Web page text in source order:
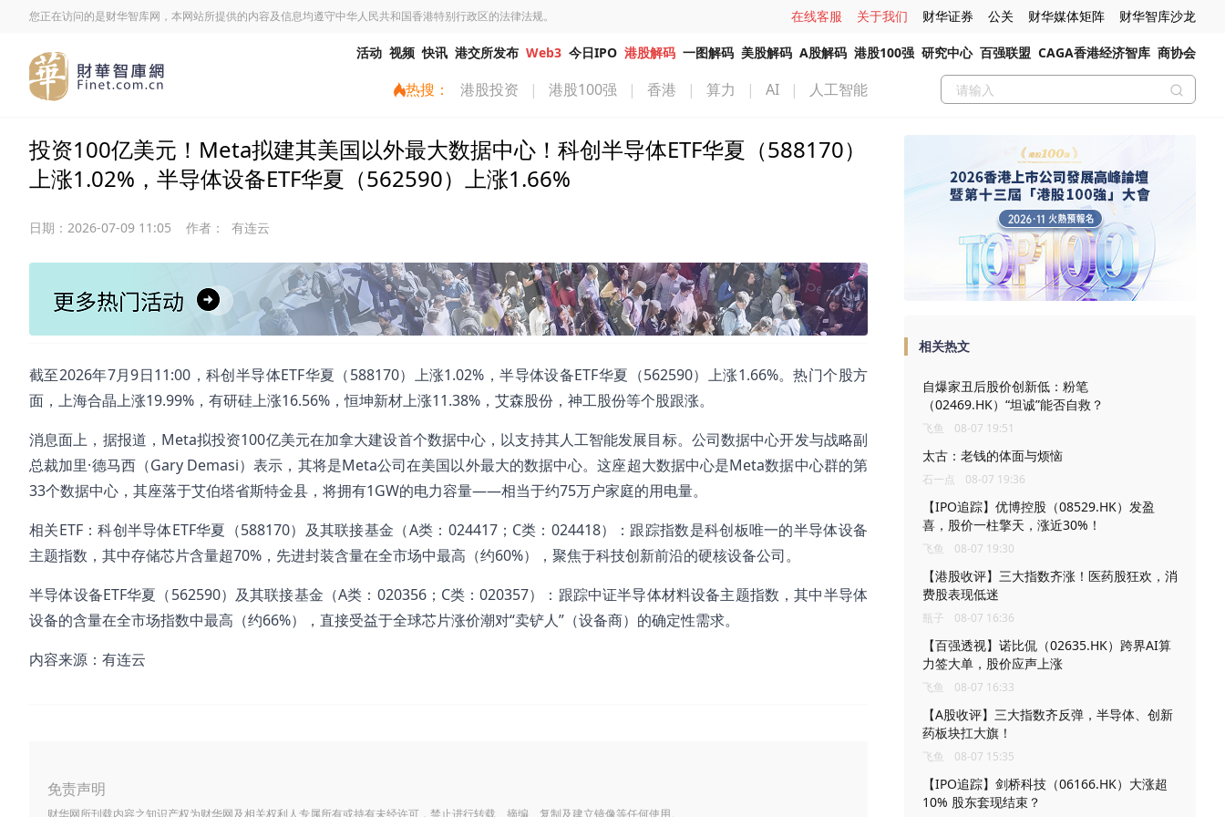
您正在访问的是财华智库网，本网站所提供的内容及信息均遵守中华人民共和国香港特别行政区的法律法规。 在线客服 关于我们 财华证券 公关 财华媒体矩阵 财华智库沙龙
活动 视频 快讯 港交所发布 Web3 今日IPO 港股解码 一图解码 美股解码 A股解码 港股100强 研究中心 百强联盟 CAGA香港经济智库 商协会
热搜： 港股投资 | 港股100强 | 香港 | 算力 | AI | 人工智能
投资100亿美元！Meta拟建其美国以外最大数据中心！科创半导体ETF华夏（588170）
上涨1.02%，半导体设备ETF华夏（562590）上涨1.66%
日期： 2026-07-09 11:05 作者： 有连云
截至2026年7月9日11:00，科创半导体ETF华夏（588170）上涨1.02%，半导体设备ETF华夏（562590）上涨1.66%。热门个股方
面，上海合晶上涨19.99%，有研硅上涨16.56%，恒坤新材上涨11.38%，艾森股份，神工股份等个股跟涨。
消息面上，据报道，Meta拟投资100亿美元在加拿大建设首个数据中心，以支持其人工智能发展目标。公司数据中心开发与战略副
总裁加里·德马西（Gary Demasi）表示，其将是Meta公司在美国以外最大的数据中心。这座超大数据中心是Meta数据中心群的第
33个数据中心，其座落于艾伯塔省斯特金县，将拥有1GW的电力容量——相当于约75万户家庭的用电量。
相关ETF：科创半导体ETF华夏（588170）及其联接基金（A类：024417；C类：024418）：跟踪指数是科创板唯一的半导体设备
主题指数，其中存储芯片含量超70%，先进封装含量在全市场中最高（约60%），聚焦于科技创新前沿的硬核设备公司。
半导体设备ETF华夏（562590）及其联接基金（A类：020356；C类：020357）：跟踪中证半导体材料设备主题指数，其中半导体
设备的含量在全市场指数中最高（约66%），直接受益于全球芯片涨价潮对“卖铲人”（设备商）的确定性需求。
内容来源：有连云
免责声明
财华网所刊载内容之知识产权为财华网及相关权利人专属所有或持有未经许可，禁止进行转载、摘编、复制及建立镜像等任何使用。
相关热文
自爆家丑后股价创新低：粉笔
（02469.HK）“坦诚”能否自救？
飞鱼 08-07 19:51
太古：老钱的体面与烦恼
石一点 08-07 19:36
【IPO追踪】优博控股（08529.HK）发盈
喜，股价一柱擎天，涨近30%！
飞鱼 08-07 19:30
【港股收评】三大指数齐涨！医药股狂欢，消
费股表现低迷
瓶子 08-07 16:36
【百强透视】诺比侃（02635.HK）跨界AI算
力签大单，股价应声上涨
飞鱼 08-07 16:33
【A股收评】三大指数齐反弹，半导体、创新
药板块扛大旗！
飞鱼 08-07 15:35
【IPO追踪】剑桥科技（06166.HK）大涨超
10% 股东套现结束？